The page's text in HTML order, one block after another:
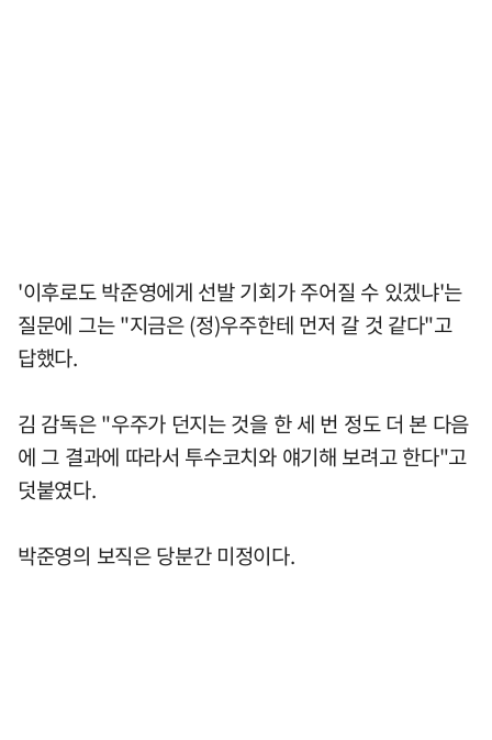
'이후로도 박준영에게 선발 기회가 주어질 수 있겠냐'는
질문에 그는 "지금은 (정)우주한테 먼저 갈 것 같다"고
답했다.
김 감독은 "우주가 던지는 것을 한 세 번 정도 더 본 다음
에 그 결과에 따라서 투수코치와 얘기해 보려고 한다"고
덧붙였다.
박준영의 보직은 당분간 미정이다.